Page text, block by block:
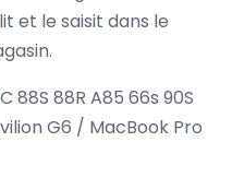
et le saisit dans le
88S 88R A85 66s 90S
G6 / MacBook Pro